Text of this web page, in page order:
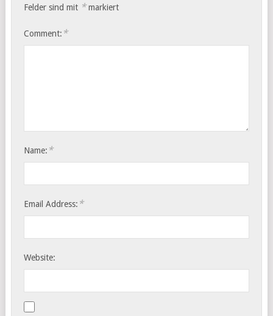
Felder sind mit *markiert
Comment: *
Name: *
Email Address: *
Website: